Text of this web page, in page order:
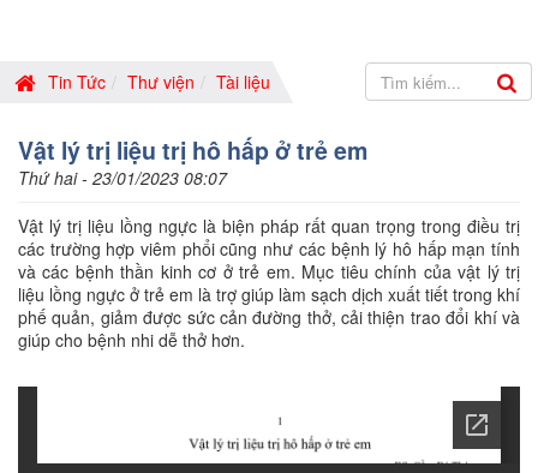
Tin Tức Thư viện Tài liệu
Vật lý trị liệu trị hô hấp ở trẻ em
Thứ hai - 23/01/2023 08:07
Vật lý trị liệu lồng ngực là biện pháp rất quan trọng trong điều trị
các trường hợp viêm phổi cũng như các bệnh lý hô hấp mạn tính
và các bệnh thần kinh cơ ở trẻ em. Mục tiêu chính của vật lý trị
liệu lồng ngực ở trẻ em là trợ giúp làm sạch dịch xuất tiết trong khí
phế quản, giảm được sức cản đường thở, cải thiện trao đổi khí và
giúp cho bệnh nhi dễ thở hơn.